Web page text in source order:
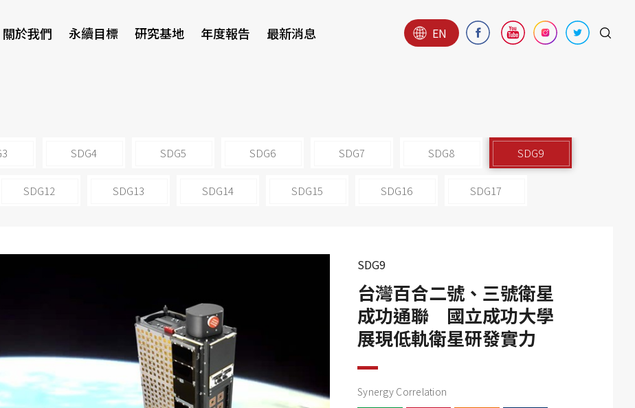
關於我們 永續目標 研究基地 年度報告 最新消息 EN
SDG4 SDG5 SDG6 SDG7 SDG8 SDG9
SDG12 SDG13 SDG14 SDG15 SDG16 SDG17
SDG9
台灣百合二號、三號衛星
成功通聯 國立成功大學
展現低軌衛星研發實力
Synergy Correlation